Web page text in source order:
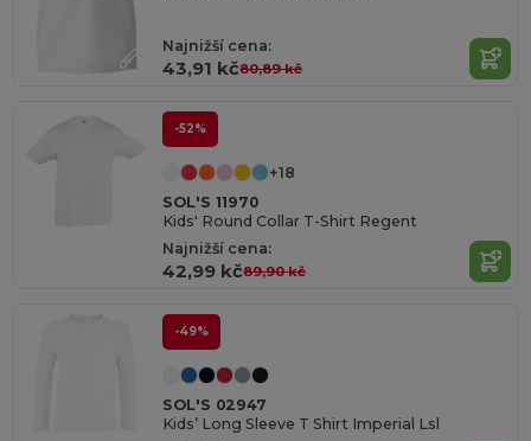
Najnižší cena:
43,91 kč80,89 kč
-52%
+18
SOL'S 11970
Kids' Round Collar T-Shirt Regent
Najnižší cena:
42,99 kč89,90 kč
-49%
SOL'S 02947
Kids’ Long Sleeve T Shirt Imperial Lsl